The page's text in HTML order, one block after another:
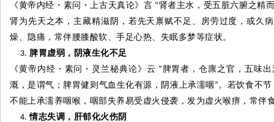
《黄帝内经 ・ 素问 ・上古天真论》言 “肾者主水，受五脏六腑之精
肾为先天之本，主藏精滋阴，若先天禀赋不足、房劳过度，或久
燥、隐痛，常伴腰膝酸软、手足心热、失眠多梦等症状。
脾胃虚弱，阴液生化不足
《黄帝内经 ・ 素问 ・ 灵兰秘典论》云 “ 脾胃者，仓廪之官，五味出
溉，是谓气；脾胃健则气血生化有源，阴液上承濡咽 ”。若饮食不
不能上承濡养咽喉，咽部失养易受虚火侵袭，发为虚火喉痹，常伴
情志失调，肝郁化火伤阴